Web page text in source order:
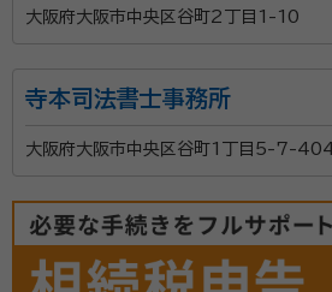
大阪府大阪市中央区谷町2丁目1-10
寺本司法書士事務所
大阪府大阪市中央区谷町1丁目5-7-